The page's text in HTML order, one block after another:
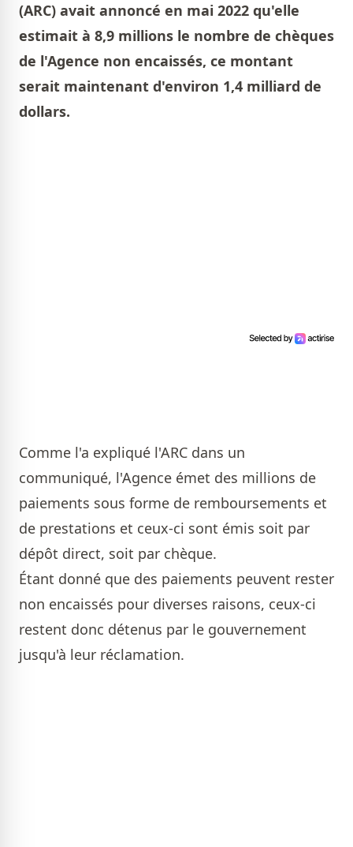
(ARC) avait annoncé en mai 2022 qu'elle
estimait à 8,9 millions le nombre de chèques
de l'Agence non encaissés, ce montant
serait maintenant d'environ 1,4 milliard de
dollars.
Comme l'a expliqué l'ARC dans un
communiqué, l'Agence émet des millions de
paiements sous forme de remboursements et
de prestations et ceux-ci sont émis soit par
dépôt direct, soit par chèque.
Étant donné que des paiements peuvent rester
non encaissés pour diverses raisons, ceux-ci
restent donc détenus par le gouvernement
jusqu'à leur réclamation.